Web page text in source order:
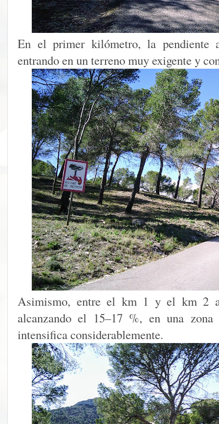
En el primer kilómetro, la pendiente
entrando en un terreno muy exigente y
Asimismo, entre el km 1 y el km 2
alcanzando el 15–17 %, en una
intensifica considerablemente.